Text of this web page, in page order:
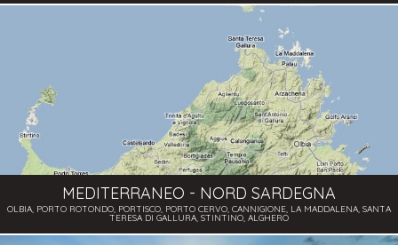
MEDITERRANEO - NORD SARDEGNA
OLBIA, PORTO ROTONDO, PORTISCO, PORTO CERVO, CANNIGIONE, LA MADDALENA, SANTA
TERESA DI GALLURA, STINTINO, ALGHERO